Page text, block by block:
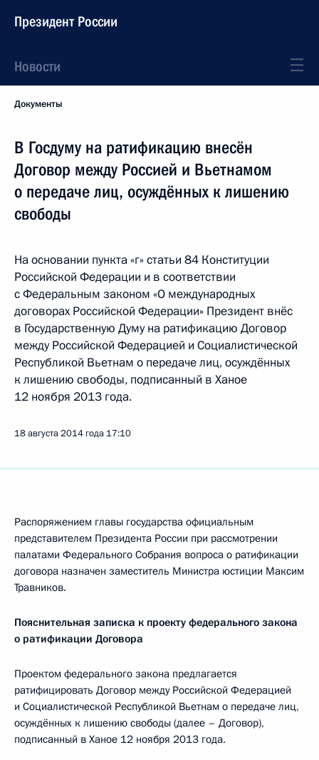
Президент России
Новости
Документы
В Госдуму на ратификацию внесён
Договор между Россией и Вьетнамом
о передаче лиц, осуждённых к лишению
свободы
На основании пункта «г» статьи 84 Конституции
Российской Федерации и в соответствии
с Федеральным законом «О международных
договорах Российской Федерации» Президент внёс
в Государственную Думу на ратификацию Договор
между Российской Федерацией и Социалистической
Республикой Вьетнам о передаче лиц, осуждённых
к лишению свободы, подписанный в Ханое
12 ноября 2013 года.
18 августа 2014 года 17:10
Распоряжением главы государства официальным
представителем Президента России при рассмотрении
палатами Федерального Собрания вопроса о ратификации
договора назначен заместитель Министра юстиции Максим
Травников.
Пояснительная записка к проекту федерального закона
о ратификации Договора
Проектом федерального закона предлагается
ратифицировать Договор между Российской Федерацией
и Социалистической Республикой Вьетнам о передаче лиц,
осуждённых к лишению свободы (далее – Договор),
подписанный в Ханое 12 ноября 2013 года.